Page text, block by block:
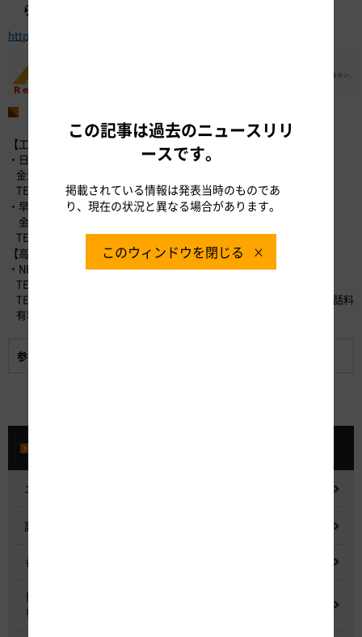
らご確認いただけます。
https://www.c-nexco.co.jp/koushin/
【工事に関するお問い合わせ先】
・日野川橋について
金沢支社 福井保全･サービスセンター
TEL：0776-41-3420（代表）（受付時間 平日9:00～17:00）
・早月川橋について
金沢支社 富山保全･サービスセンター
TEL：076-421-9048（代表）（受付時間 平日9:00～17:00）
【高速道路に関するお問い合わせ】
・NEXCO中日本お客さまセンター （24時間365日対応）
TEL：0120-922-229 （フリーダイヤル）
TEL：052-223-0333 （フリーダイヤルが利用できないお客さま／通話料
有料）
参考資料:
ニュースリリース
記者会見
都市間高速道路料金割引検討会
鋼少数主桁橋の床版下面吹付コンクリートはく離・落下事象調査
検討委員会
この記事は過去のニュースリリ
ースです。
掲載されている情報は発表当時のものであ
り、現在の状況と異なる場合があります。
このウィンドウを閉じる